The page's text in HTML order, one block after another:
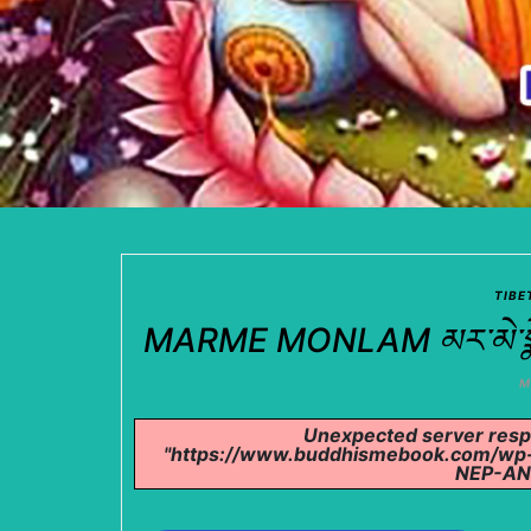
MARME MONLAM
Unexpected server
"https://www.buddhismebook.com/
NEP-